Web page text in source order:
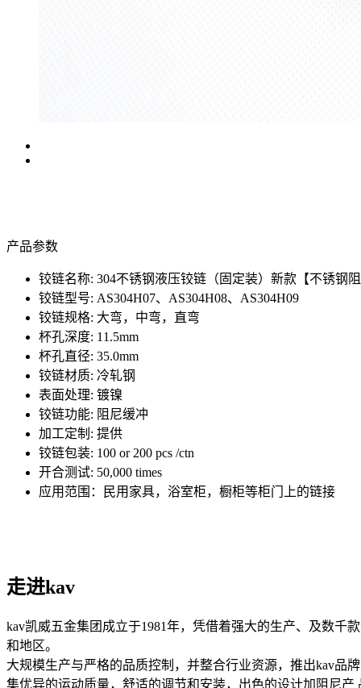
产品参数
铰链名称: 304不锈钢液压铰链（固定装）新款【不锈钢
铰链型号: AS304H07、AS304H08、AS304H09
铰链规格: 大弯，中弯，直弯
杯孔深度: 11.5mm
杯孔直径: 35.0mm
铰链材质: 冷轧钢
表面处理: 镀镍
铰链功能: 阻尼缓冲
加工定制: 提供
铰链包装: 100 or 200 pcs /ctn
开合测试: 50,000 times
应用范围：民用家具，浴室柜，橱柜等柜门上的链接
走进kav
kav凯威五金集团成立于1981年，凭借着强大的生产、及数千
和地区。
大规模生产与严格的品质控制，并整合行业资源，推出kav品
集优异的运动质量，舒适的调节和安装，出色的设计加阻尼